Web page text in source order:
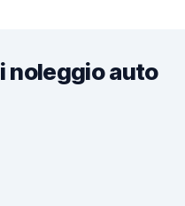
noleggio auto